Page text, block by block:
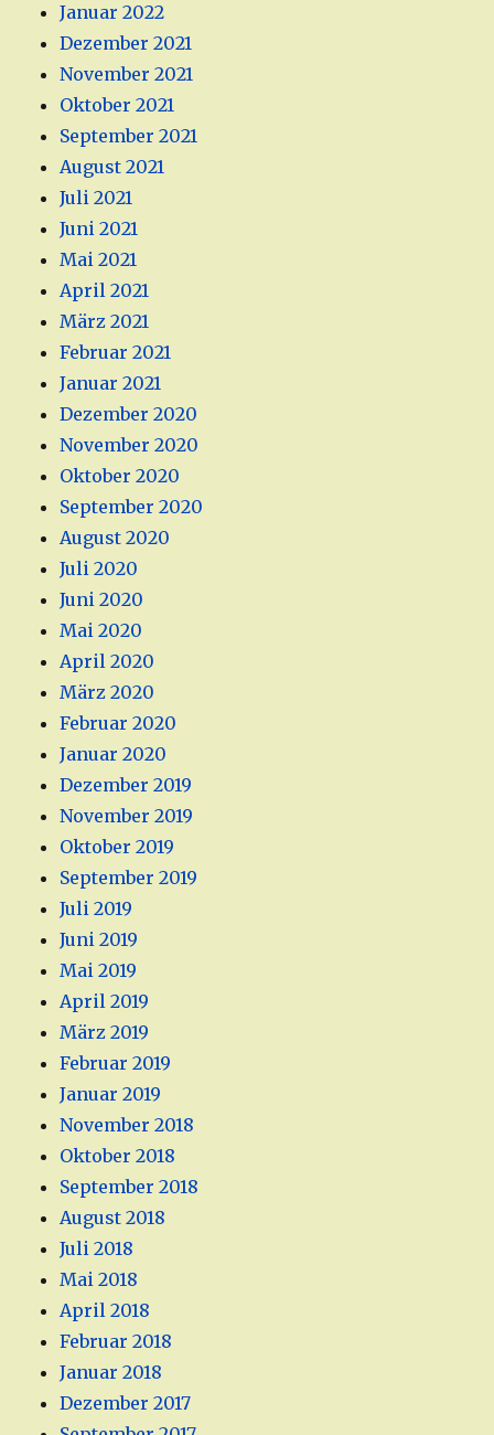
Januar 2022
Dezember 2021
November 2021
Oktober 2021
September 2021
August 2021
Juli 2021
Juni 2021
Mai 2021
April 2021
März 2021
Februar 2021
Januar 2021
Dezember 2020
November 2020
Oktober 2020
September 2020
August 2020
Juli 2020
Juni 2020
Mai 2020
April 2020
März 2020
Februar 2020
Januar 2020
Dezember 2019
November 2019
Oktober 2019
September 2019
Juli 2019
Juni 2019
Mai 2019
April 2019
März 2019
Februar 2019
Januar 2019
November 2018
Oktober 2018
September 2018
August 2018
Juli 2018
Mai 2018
April 2018
Februar 2018
Januar 2018
Dezember 2017